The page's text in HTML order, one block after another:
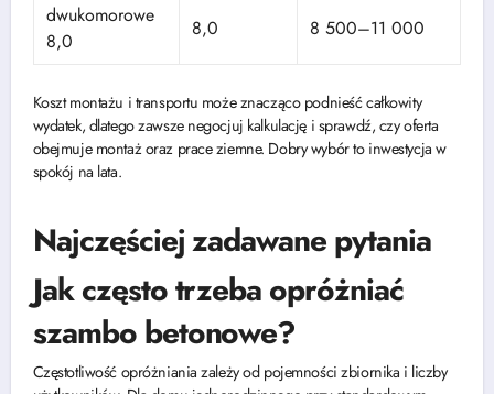
dwukomorowe
8,0
8,0 8 500–11 000
Koszt montażu i transportu może znacząco podnieść całkowity
wydatek, dlatego zawsze negocjuj kalkulację i sprawdź, czy oferta
obejmuje montaż oraz prace ziemne. Dobry wybór to inwestycja w
spokój na lata.
Najczęściej zadawane pytania
Jak często trzeba opróżniać
szambo betonowe?
Częstotliwość opróżniania zależy od pojemności zbiornika i liczby